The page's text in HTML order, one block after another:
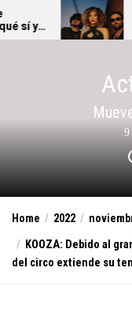
Skip
to
Cannons
FECHAS
9
Home 2022
KOOZA: Debido al
del circo extiende su